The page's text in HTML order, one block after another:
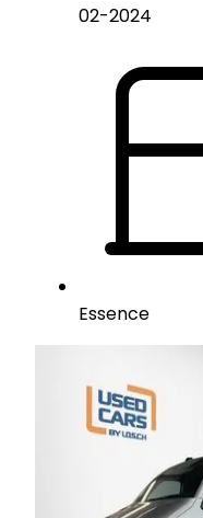
02-2024
Essence